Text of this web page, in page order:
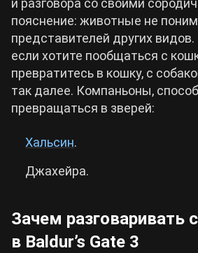
и разговора со своими
пояснение: животные не
представителей других
если хотите пообщаться с
превратитесь в кошку, с
так далее. Компаньоны,
превращаться в зверей:
Хальсин.
Джахейра.
Зачем
в Baldur’s Gate 3